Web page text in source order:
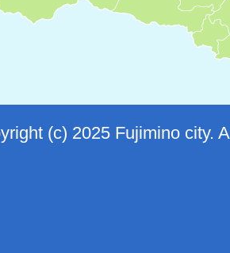
(c) 2025 Fujimino city.